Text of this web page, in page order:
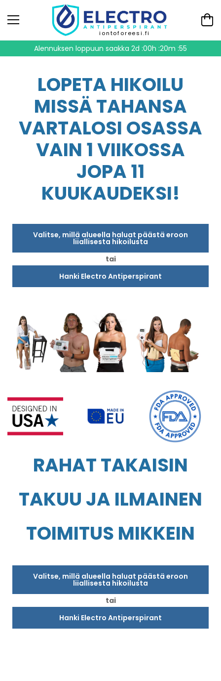
iontoforeesi.fi
Alennuksen loppuun saakka 2d :00h :20m :54
LOPETA HIKOILU
MISSÄ TAHANSA
VARTALOSI OSASSA
VAIN 1 VIIKOSSA
JOPA 11
KUUKAUDEKSI!
Valitse, millä alueella haluat päästä eroon
liiallisesta hikoilusta
tai
Hanki Electro Antiperspirant
RAHAT TAKAISIN
TAKUU JA ILMAINEN
TOIMITUS MIKKEIN
Valitse, millä alueella haluat päästä eroon
liiallisesta hikoilusta
tai
Hanki Electro Antiperspirant